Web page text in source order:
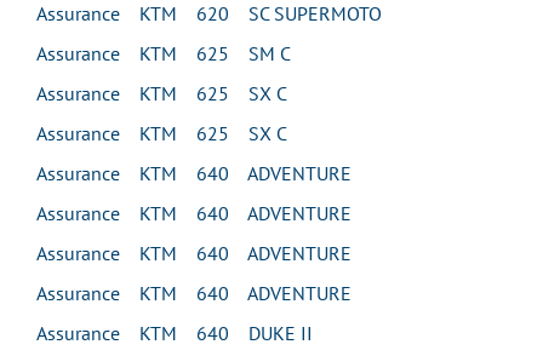
Assurance KTM 620 SC SUPERMOTO
Assurance KTM 625 SM C
Assurance KTM 625 SX C
Assurance KTM 625 SX C
Assurance KTM 640 ADVENTURE
Assurance KTM 640 ADVENTURE
Assurance KTM 640 ADVENTURE
Assurance KTM 640 ADVENTURE
Assurance KTM 640 DUKE II